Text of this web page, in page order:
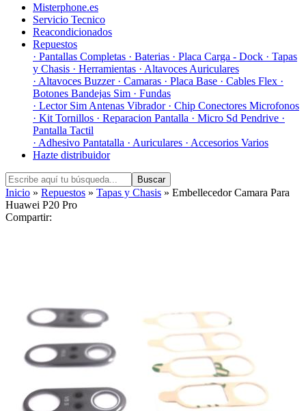
Misterphone.es
Servicio Tecnico
Reacondicionados
Repuestos
· Pantallas Completas · Baterias · Placa Carga - Dock · Tapas
y Chasis · Herramientas · Altavoces Auriculares
· Altavoces Buzzer · Camaras · Placa Base · Cables Flex ·
Botones Bandejas Sim · Fundas
· Lector Sim Antenas Vibrador · Chip Conectores Microfonos
· Kit Tornillos · Reparacion Pantalla · Micro Sd Pendrive ·
Pantalla Tactil
· Adhesivo Pantatalla · Auriculares · Accesorios Varios
Hazte distribuidor
Buscar
Inicio » Repuestos » Tapas y Chasis » Embellecedor Camara Para
Huawei P20 Pro
Compartir: